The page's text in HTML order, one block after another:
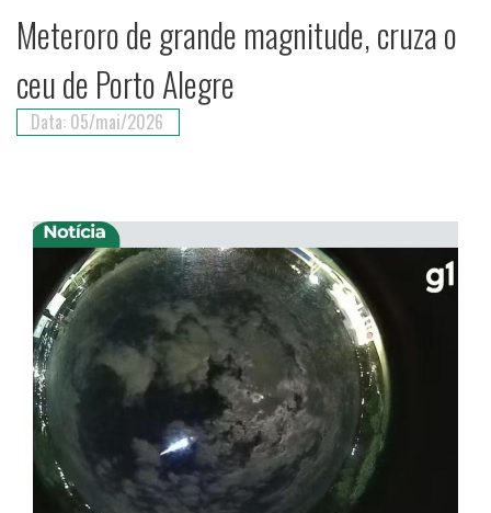
Meteroro de grande magnitude, cruza o
ceu de Porto Alegre
Data: 05/mai/2026